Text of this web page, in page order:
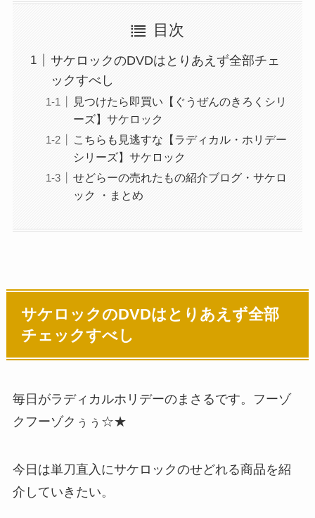
目次
サケロックのDVDはとりあえず全部チェ
ックすべし
見つけたら即買い【ぐうぜんのきろくシリ
ーズ】サケロック
こちらも見逃すな【ラディカル・ホリデー
シリーズ】サケロック
せどらーの売れたもの紹介ブログ・サケロ
ック ・まとめ
サケロックのDVDはとりあえず全部
チェックすべし
毎日がラディカルホリデーのまさるです。フーゾ
クフーゾクぅぅ☆★
今日は単刀直入にサケロックのせどれる商品を紹
介していきたい。